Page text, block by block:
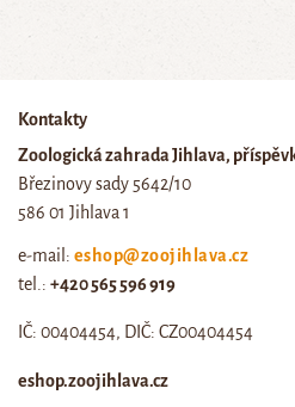
Kontakty
Zoologická zahrada Jihlava,
Březinovy sady 5642/10
586 01 Jihlava 1
e-mail: eshop@zoojihlava.cz
tel.: +420 565 596 919
IČ: 00404454, DIČ: CZ00404454
eshop.zoojihlava.cz